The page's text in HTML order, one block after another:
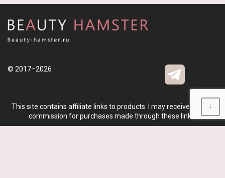
© 2017–2026
This site contains affiliate links to products. I may receive a small
commission for purchases made through these links.
↓